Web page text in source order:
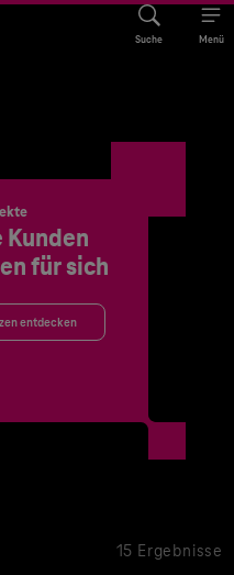
Suche Menü
Kunden
für sich
entdecken
15 Ergebnisse